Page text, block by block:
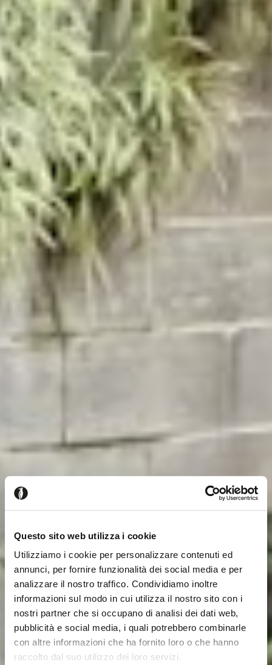
Questo sito web utilizza i cookie
Utilizziamo i cookie per personalizzare contenuti ed
annunci, per fornire funzionalità dei social media e per
analizzare il nostro traffico. Condividiamo inoltre
informazioni sul modo in cui utilizza il nostro sito con i
nostri partner che si occupano di analisi dei dati web,
pubblicità e social media, i quali potrebbero combinarle
con altre informazioni che ha fornito loro o che hanno
raccolto dal suo utilizzo dei loro servizi.